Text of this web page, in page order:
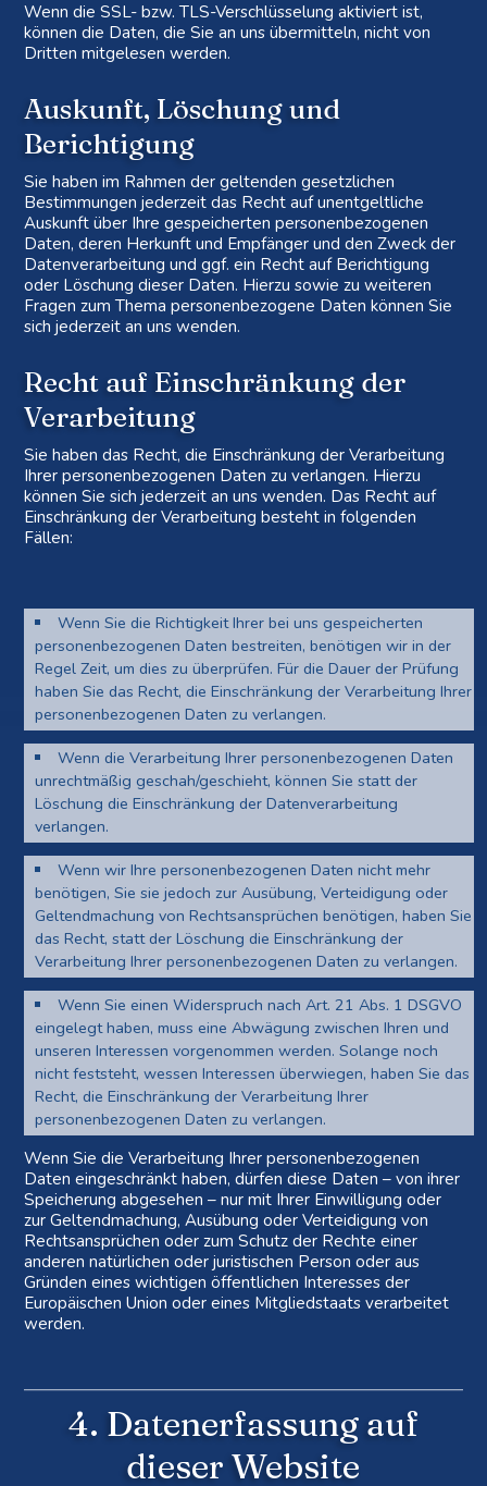
Wenn die SSL- bzw. TLS-Verschlüsselung aktiviert ist,
können die Daten, die Sie an uns übermitteln, nicht von
Dritten mitgelesen werden.
Auskunft, Löschung und
Berichtigung
Sie haben im Rahmen der geltenden gesetzlichen
Bestimmungen jederzeit das Recht auf unentgeltliche
Auskunft über Ihre gespeicherten personenbezogenen
Daten, deren Herkunft und Empfänger und den Zweck der
Datenverarbeitung und ggf. ein Recht auf Berichtigung
oder Löschung dieser Daten. Hierzu sowie zu weiteren
Fragen zum Thema personenbezogene Daten können Sie
sich jederzeit an uns wenden.
Recht auf Einschränkung der
Verarbeitung
Sie haben das Recht, die Einschränkung der Verarbeitung
Ihrer personenbezogenen Daten zu verlangen. Hierzu
können Sie sich jederzeit an uns wenden. Das Recht auf
Einschränkung der Verarbeitung besteht in folgenden
Fällen:
Wenn Sie die Richtigkeit Ihrer bei uns gespeicherten
personenbezogenen Daten bestreiten, benötigen wir in der
Regel Zeit, um dies zu überprüfen. Für die Dauer der Prüfung
haben Sie das Recht, die Einschränkung der Verarbeitung Ihrer
personenbezogenen Daten zu verlangen.
Wenn die Verarbeitung Ihrer personenbezogenen Daten
unrechtmäßig geschah/geschieht, können Sie statt der
Löschung die Einschränkung der Datenverarbeitung
verlangen.
Wenn wir Ihre personenbezogenen Daten nicht mehr
benötigen, Sie sie jedoch zur Ausübung, Verteidigung oder
Geltendmachung von Rechtsansprüchen benötigen, haben Sie
das Recht, statt der Löschung die Einschränkung der
Verarbeitung Ihrer personenbezogenen Daten zu verlangen.
Wenn Sie einen Widerspruch nach Art. 21 Abs. 1 DSGVO
eingelegt haben, muss eine Abwägung zwischen Ihren und
unseren Interessen vorgenommen werden. Solange noch
nicht feststeht, wessen Interessen überwiegen, haben Sie das
Recht, die Einschränkung der Verarbeitung Ihrer
personenbezogenen Daten zu verlangen.
Wenn Sie die Verarbeitung Ihrer personenbezogenen
Daten eingeschränkt haben, dürfen diese Daten – von ihrer
Speicherung abgesehen – nur mit Ihrer Einwilligung oder
zur Geltendmachung, Ausübung oder Verteidigung von
Rechtsansprüchen oder zum Schutz der Rechte einer
anderen natürlichen oder juristischen Person oder aus
Gründen eines wichtigen öffentlichen Interesses der
Europäischen Union oder eines Mitgliedstaats verarbeitet
werden.
4. Datenerfassung auf
dieser Website